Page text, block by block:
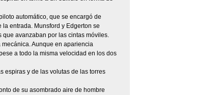
automático, que se encargó de
entrada. Munsford y Edgerton se
avanzaban por las cintas móviles.
Aunque en apariencia
a todo la misma velocidad en los dos
espiras y de las volutas de las torres
de su asombrado aire de hombre